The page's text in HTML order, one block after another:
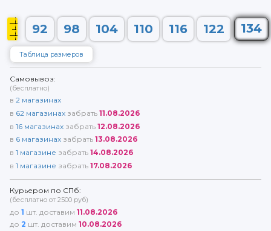
92 98 104 110 116 122 134
Таблица размеров
Самовывоз:
(бесплатно)
в 2 магазинах
в 62 магазинах забрать 11.08.2026
в 16 магазинах забрать 12.08.2026
в 6 магазинах забрать 13.08.2026
в 1 магазине забрать 14.08.2026
в 1 магазине забрать 17.08.2026
Курьером по СПб:
(бесплатно от 2500 руб)
до 1 шт. доставим 11.08.2026
до 2 шт. доставим 10.08.2026